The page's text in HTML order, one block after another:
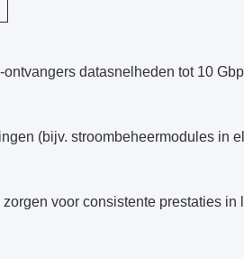
datasnelheden tot 10
(bijv. stroombeheermodules in
voor consistente prestaties in